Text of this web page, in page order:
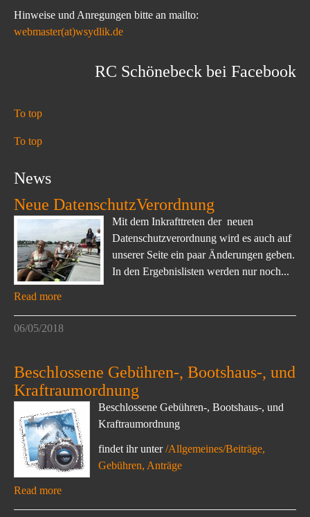
Hinweise und Anregungen bitte an mailto:
webmaster(at)wsydlik.de
RC Schönebeck bei Facebook
To top
To top
News
Neue DatenschutzVerordnung
Mit dem Inkrafttreten der neuen
Datenschutzverordnung wird es auch auf
unserer Seite ein paar Änderungen geben.
In den Ergebnislisten werden nur noch...
Read more
06/05/2018
Beschlossene Gebühren-, Bootshaus-, und
Kraftraumordnung
Beschlossene Gebühren-, Bootshaus-, und
Kraftraumordnung
findet ihr unter/Allgemeines/Beiträge,
Gebühren, Anträge
Read more